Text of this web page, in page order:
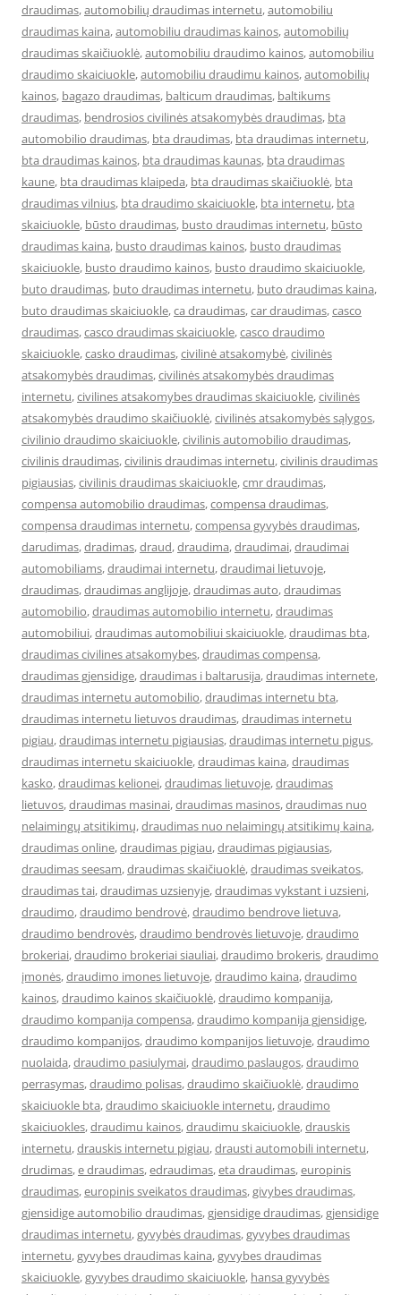
draudimas,automobilių draudimas internetu,automobiliu
draudimas kaina,automobiliu draudimas kainos,automobilių
draudimas skaičiuoklė,automobiliu draudimo kainos,automobiliu
draudimo skaiciuokle,automobiliu draudimu kainos,automobilių
kainos, bagazo draudimas, balticum draudimas, baltikums
draudimas, bendrosios civilinės atsakomybės draudimas, bta
automobilio draudimas, bta draudimas, bta draudimas internetu,
bta draudimas kainos, bta draudimas kaunas, bta draudimas
kaune, bta draudimas klaipeda, bta draudimas skaičiuoklė, bta
draudimas vilnius, bta draudimo skaiciuokle, bta internetu, bta
skaiciuokle, būsto draudimas, busto draudimas internetu, būsto
draudimas kaina, busto draudimas kainos, busto draudimas
skaiciuokle, busto draudimo kainos, busto draudimo skaiciuokle,
buto draudimas, buto draudimas internetu, buto draudimas kaina,
buto draudimas skaiciuokle,ca draudimas,car draudimas,casco
draudimas,casco draudimas skaiciuokle,casco draudimo
skaiciuokle,casko draudimas,civilinė atsakomybė,civilinės
atsakomybės draudimas,civilinės atsakomybės draudimas
internetu,civilines atsakomybes draudimas skaiciuokle,civilinės
atsakomybės draudimo skaičiuoklė,civilinės atsakomybės sąlygos,
civilinio draudimo skaiciuokle,civilinis automobilio draudimas,
civilinis draudimas,civilinis draudimas internetu,civilinis draudimas
pigiausias,civilinis draudimas skaiciuokle,cmr draudimas,
compensa automobilio draudimas,compensa draudimas,
compensa draudimas internetu,compensa gyvybės draudimas,
darudimas,dradimas,draud,draudima,draudimai,draudimai
automobiliams,draudimai internetu,draudimai lietuvoje,
draudimas,draudimas anglijoje,draudimas auto,draudimas
automobilio,draudimas automobilio internetu,draudimas
automobiliui,draudimas automobiliui skaiciuokle,draudimas bta,
draudimas civilines atsakomybes,draudimas compensa,
draudimas gjensidige,draudimas i baltarusija,draudimas internete,
draudimas internetu automobilio,draudimas internetu bta,
draudimas internetu lietuvos draudimas,draudimas internetu
pigiau,draudimas internetu pigiausias,draudimas internetu pigus,
draudimas internetu skaiciuokle,draudimas kaina,draudimas
kasko,draudimas kelionei,draudimas lietuvoje,draudimas
lietuvos,draudimas masinai,draudimas masinos,draudimas nuo
nelaimingų atsitikimų,draudimas nuo nelaimingų atsitikimų kaina,
draudimas online,draudimas pigiau,draudimas pigiausias,
draudimas seesam,draudimas skaičiuoklė,draudimas sveikatos,
draudimas tai,draudimas uzsienyje,draudimas vykstant i uzsieni,
draudimo,draudimo bendrovė,draudimo bendrove lietuva,
draudimo bendrovės,draudimo bendrovės lietuvoje,draudimo
brokeriai,draudimo brokeriai siauliai,draudimo brokeris,draudimo
įmonės,draudimo imones lietuvoje,draudimo kaina,draudimo
kainos,draudimo kainos skaičiuoklė,draudimo kompanija,
draudimo kompanija compensa,draudimo kompanija gjensidige,
draudimo kompanijos,draudimo kompanijos lietuvoje,draudimo
nuolaida,draudimo pasiulymai,draudimo paslaugos,draudimo
perrasymas,draudimo polisas,draudimo skaičiuoklė,draudimo
skaiciuokle bta,draudimo skaiciuokle internetu,draudimo
skaiciuokles,draudimu kainos,draudimu skaiciuokle,drauskis
internetu,drauskis internetu pigiau,drausti automobili internetu,
drudimas,e draudimas,edraudimas,eta draudimas,europinis
draudimas,europinis sveikatos draudimas,givybes draudimas,
gjensidige automobilio draudimas,gjensidige draudimas,gjensidige
draudimas internetu,gyvybės draudimas,gyvybes draudimas
internetu,gyvybes draudimas kaina,gyvybes draudimas
skaiciuokle,gyvybes draudimo skaiciuokle, hansa gyvybės